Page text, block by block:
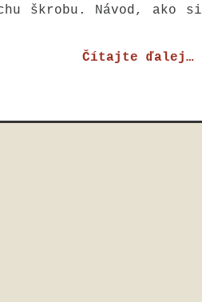
škrobu. Návod, ako si
Čítajte ďalej…